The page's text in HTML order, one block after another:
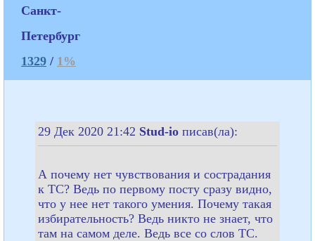
Санкт-
Петербург
1329 / 1%
29 Дек 2020 21:42 Stud-io писав(ла):
А почему нет чувствования и сострадания
к ТС? Ведь по первому посту сразу видно,
что у нее нет такого умения. Почему такая
избирательность? Ведь никто не знает, что
там на самом деле. Ведь все со слов ТС.